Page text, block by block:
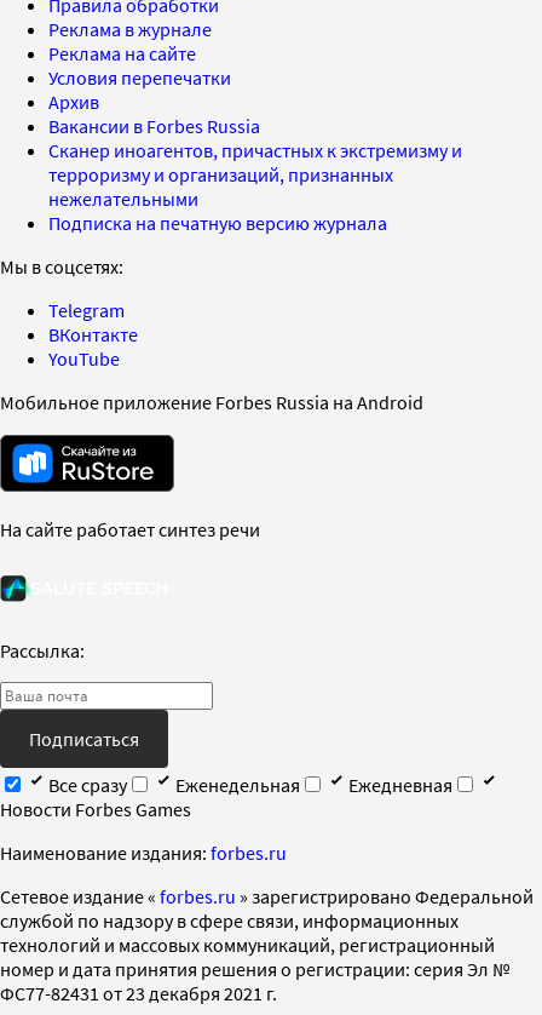
Реклама в журнале
Реклама на сайте
Условия перепечатки
Архив
Вакансии в Forbes Russia
Сканер иноагентов, причастных к экстремизму и
терроризму и организаций, признанных
нежелательными
Подписка на печатную версию журнала
Мы в соцсетях:
Telegram
ВКонтакте
YouTube
Мобильное приложение Forbes Russia на Android
На сайте работает синтез речи
Рассылка:
Подписаться
Все сразу
Еженедельная
Ежедневная
Новости Forbes Games
Наименование издания: forbes.ru
Cетевое издание « forbes.ru » зарегистрировано Федеральной
службой по надзору в сфере связи, информационных
технологий и массовых коммуникаций, регистрационный
номер и дата принятия решения о регистрации: серия Эл №
ФС77-82431 от 23 декабря 2021 г.